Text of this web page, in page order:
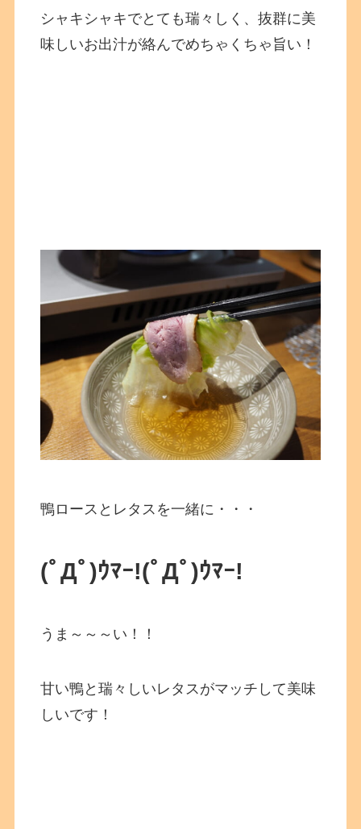
シャキシャキでとても瑞々しく、抜群に美
味しいお出汁が絡んでめちゃくちゃ旨い！
鴨ロースとレタスを一緒に・・・
(ﾟДﾟ)ｳﾏｰ!(ﾟДﾟ)ｳﾏｰ!
うま～～～い！！
甘い鴨と瑞々しいレタスがマッチして美味
しいです！